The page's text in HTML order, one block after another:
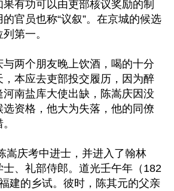
有功可以由吏部核议奖励的制
官员也称“议叙”。在京城的候选
第一。
两个朋友晚上饮酒，喝的十分
本应去吏部投交履历，因为醉
南盐库大使出缺，陈嵩庆因没
资格，他大为失落，他的同僚
士、礼部侍郎。道光壬午年（182
建的乡试。彼时，陈其元的父亲